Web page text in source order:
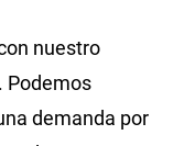
nuestro
Podemos
demanda por